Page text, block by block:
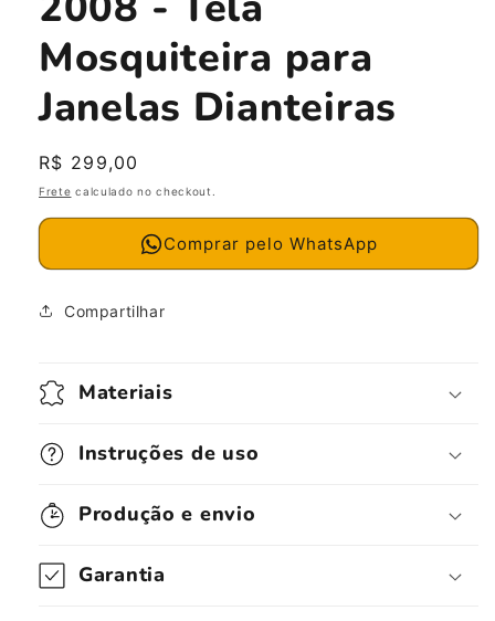
Mosquiteira para
Janelas Dianteiras
Preço
normal
R$ 299,00
Frete calculado no checkout.
Comprar pelo WhatsApp
Compartilhar
Materiais
Instruções de uso
Produção e envio
Garantia